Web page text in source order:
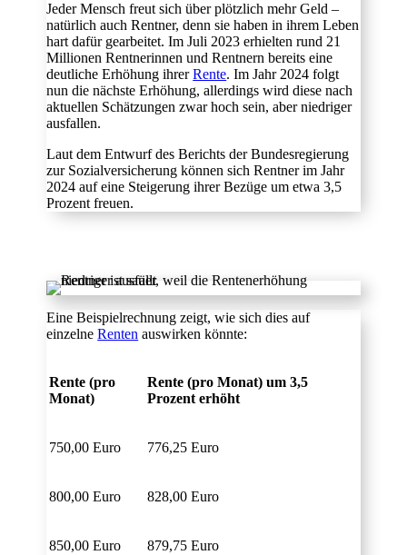
Jeder Mensch freut sich über plötzlich mehr Geld –
natürlich auch Rentner, denn sie haben in ihrem Leben
hart dafür gearbeitet. Im Juli 2023 erhielten rund 21
Millionen Rentnerinnen und Rentnern bereits eine
deutliche Erhöhung ihrerRente. Im Jahr 2024 folgt
nun die nächste Erhöhung, allerdings wird diese nach
aktuellen Schätzungen zwar hoch sein, aber niedriger
ausfallen.
Laut dem Entwurf des Berichts der Bundesregierung
zur Sozialversicherung können sich Rentner im Jahr
2024 auf eine Steigerung ihrer Bezüge um etwa 3,5
Prozent freuen.
Eine Beispielrechnung zeigt, wie sich dies auf
einzelneRenten auswirken könnte:
Rente (pro
Monat)
Rente (pro Monat) um 3,5
Prozent erhöht
750,00 Euro 776,25 Euro
800,00 Euro 828,00 Euro
850,00 Euro 879,75 Euro